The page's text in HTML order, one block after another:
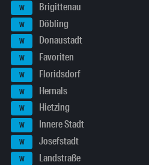
W Brigittenau
W Döbling
W Donaustadt
W Favoriten
W Floridsdorf
W Hernals
W Hietzing
W Innere Stadt
W Josefstadt
W Landstraße